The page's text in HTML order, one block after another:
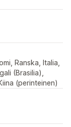
Ranska, Italia,
(Brasilia),
(perinteinen)